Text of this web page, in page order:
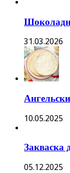
31.03.2026
10.05.2025
Закваска
05.12.2025